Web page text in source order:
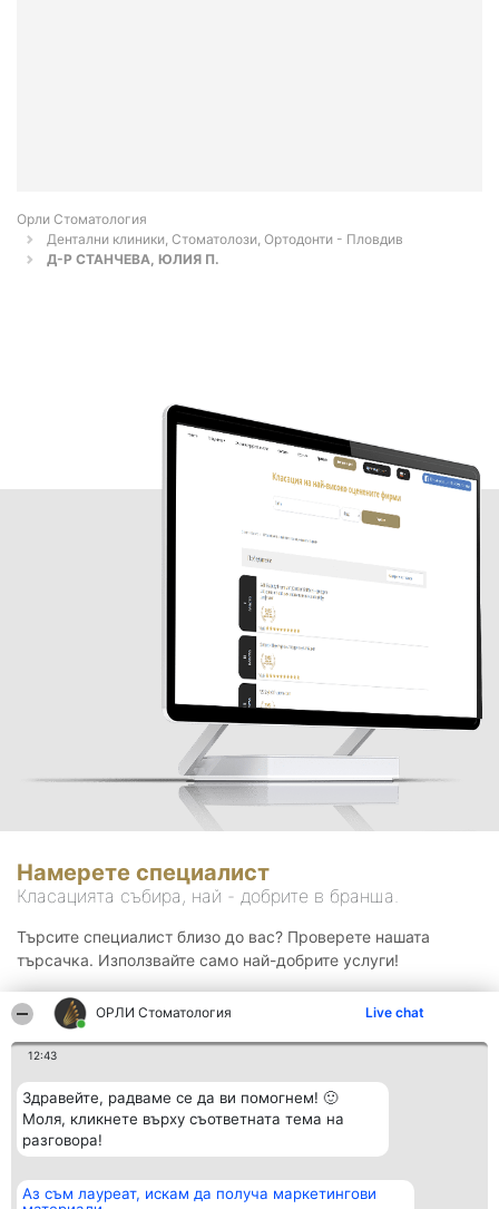
ОРЛИ Стоматология Live chat
12:43
Здравейте, радваме се да ви помогнем! 🙂
Моля, кликнете върху съответната тема на
разговора!
Аз съм лауреат, искам да получа маркетингови
Орли Стоматология
Дентални клиники, Стоматолози, Ортодонти - Пловдив
Д-Р СТАНЧЕВА, ЮЛИЯ П.
Намерете специалист
Класацията събира, най - добрите в бранша.
Търсите специалист близо до вас? Проверете нашата
търсачка. Използвайте само най-добрите услуги!
Организатор на
Класация Контакти